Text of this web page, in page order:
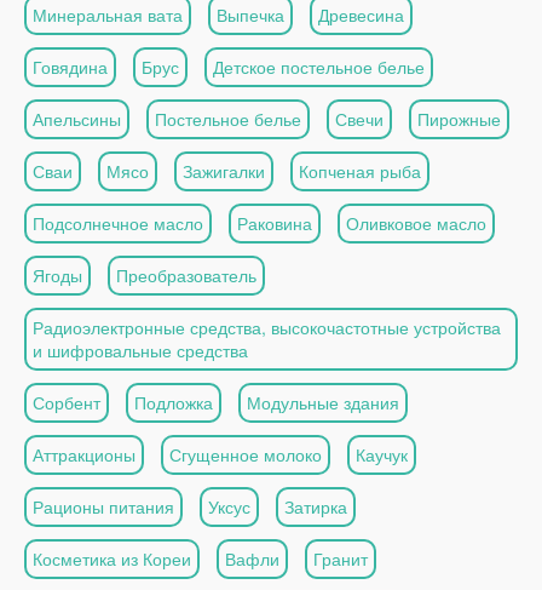
Минеральная вата Выпечка Древесина
Говядина Брус Детское постельное белье
Апельсины Постельное белье Свечи Пирожные
Сваи Мясо Зажигалки Копченая рыба
Подсолнечное масло Раковина Оливковое масло
Ягоды Преобразователь
Радиоэлектронные средства, высокочастотные устройства
и шифровальные средства
Сорбент Подложка Модульные здания
Аттракционы Сгущенное молоко Каучук
Рационы питания Уксус Затирка
Косметика из Кореи Вафли Гранит